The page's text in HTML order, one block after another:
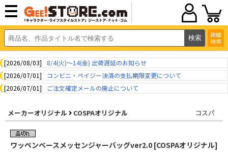
詳細
検索
[2026/08/03]
8/4(火)～14(金) 出荷遅延のお知らせ
[2026/07/01]
コンビニ・ペイジー決済の支払期限変更について
[2026/07/01]
ご注文確定メールの廃止について
メーカーオリジナル COSPAオリジナル コスパ
ワッペンベースメッセンジャーバッグver2.0 [COSPAオリジナル]